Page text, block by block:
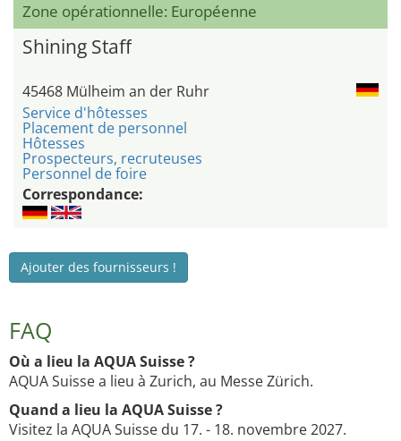
Zone opérationnelle: Européenne
Shining Staff
45468 Mülheim an der Ruhr
Service d'hôtesses
Placement de personnel
Hôtesses
Prospecteurs, recruteuses
Personnel de foire
Correspondance:
Ajouter des fournisseurs !
FAQ
Où a lieu la AQUA Suisse ?
AQUA Suisse a lieu à Zurich, au Messe Zürich.
Quand a lieu la AQUA Suisse ?
Visitez la AQUA Suisse du 17. - 18. novembre 2027.